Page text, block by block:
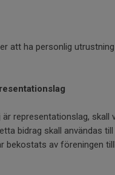
att ha personlig
representationslag,
bidrag skall användas
bekostats av föreningen